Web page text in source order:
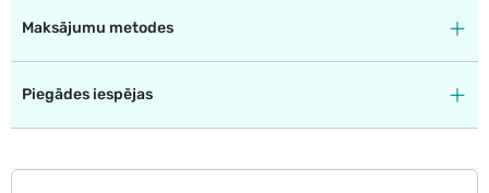
Maksājumu metodes
Piegādes iespējas